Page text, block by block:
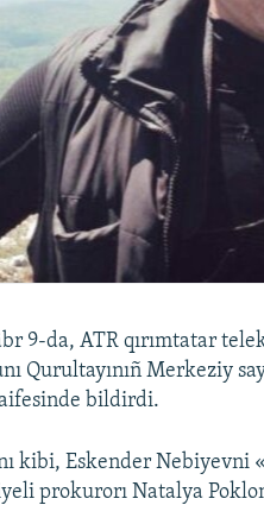
9-da, ATR qırımtatar
Qurultayınıñ Merkeziy
bildirdi.
kibi, Eskender Nebiyevni
prokurorı Natalya